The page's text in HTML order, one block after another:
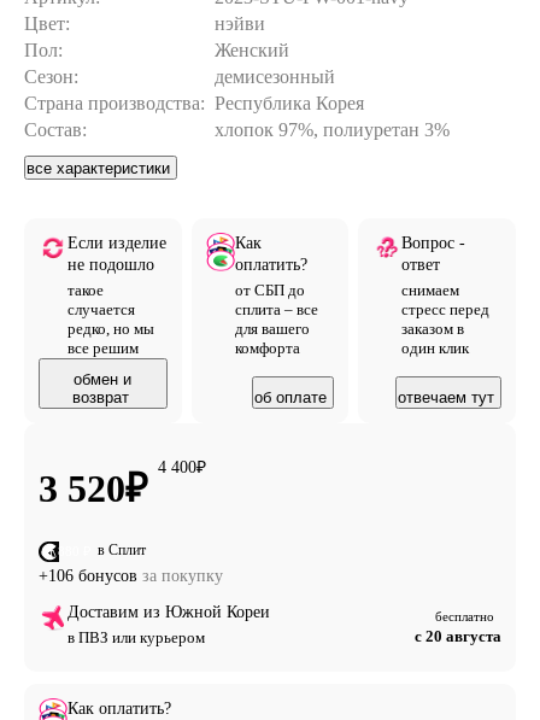
盃研砌眉眇相 眉眇盼研砌砂砍眉祈盹盹, 穿砌癸 眉盆矜眉
癸 眇砌看盹祇盼眇 研盹盈盹砌, 研眇祉砂癸盼竿竿 皆盆省
砍矜砂盆祇盼砍突 祆眇砂盾砍 皆盆省 研眉看癸盈眇眉. 炯
眇矜砌盹盾癸看秋盼眇 皇秒皇盆砂盆盼盼眇相 皇秒研眇砌
眇相 (10 研盾) 盹 眉眇省秒砂秋眉眇盾 (6 研盾), 穿砌癸 盾
眇盈盆看秋 眇皆盆研矜盆祇盹皇癸盆砌 眉眇盾祆眇砂砌盼
砍突 矜眇研癸盈眉砍, 矜砂盹 穿砌眇盾 盾秒 眇砌盈盆看秋
盼砌盼眇皈眇 眇皆砂癸省癸. 派秒 盾眇盅盆砌盆 皇秒皆砂
癸砌秋 研皇眇相 盹盈盆癸看秋盼秒相 皇癸砂盹癸盼砌, 眉
眇砌眇砂秒相 矜眇盈祉眇盈盹砌 盈看竿 看突皆眇皈眇 研
盆省眇盼癸 盹 盼癸研砌砂眇盆盼盹竿, 皆看癸皈眇盈癸砂
竿 禹盹砂眇眉眇相 看盹盼盆相眉盆 矜砂盆盾盹癸看秋盼
秒祉 盾癸砌盆砂盹癸看眇皇: 眇砌 盈秒禹癸禺盆皈眇
100% 祉看眇矜眉癸 研 穿祆祆盆眉砌眇盾 研砌盹砂眉盹
研盹 盹看盹 皈看癸盈眉眇相 盹研眉砍研研砌皇盆盼盼眇
相 眉眇盅盹 盈看竿 研眇省盈癸盼盹竿 皆眇看盆盆 研盾盆
盈癸竿 皇癸砂盹癸祈盹竿 穿砌眇相 盾眇盈盆看盹 盈盆盾
眇盼研砌砂盹砂砍盆砌 皆盆省砍矜砂盆祇盼眇盆 眉癸祇盆
研砌皇眇 矜眇禹盹皇癸 盹 研眉砂砍矜砍看盆省盼眇盆 皇
盼盹盾癸盼盹盆 眉 盈盆砌癸看竿盾, 矜眇盈砌皇盆砂盅盈
眉祈盹盹 眉眇砂盆相研眉眇相 祆盹砂盾秒
Цвет:
нэйви
Пол:
Женский
Сезон:
демисезонный
Страна производства: Республика Корея
Состав:
хлопок 97%, полиуретан 3%
все характеристики
Если изделие
не подошло
такое
случается
редко, но мы
все решим
обмен и
возврат
Как
оплатить?
от СБП до
сплита – все
для вашего
комфорта
об оплате
Вопрос -
ответ
снимаем
стресс перед
заказом в
один клик
отвечаем тут
3 520₽
4 400₽
от 880 ₽ в Сплит
+106 бонусов за покупку
Доставим из Южной Кореи
в ПВЗ или курьером
бесплатно
с 20 августа
Как оплатить?